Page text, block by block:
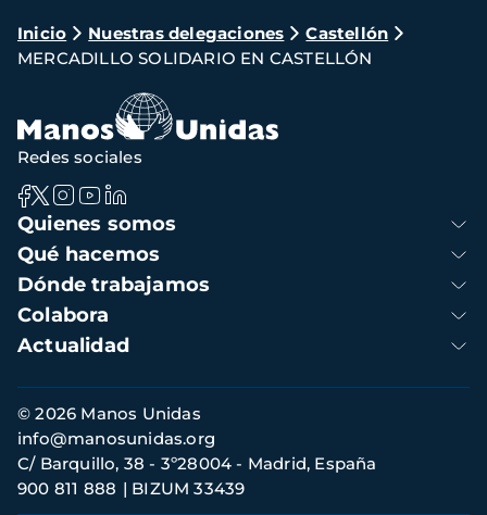
Ruta
de
navegación
Inicio Nuestras delegaciones
Castellón
MERCADILLO SOLIDARIO EN CASTELLÓN
Navegación
principal
Quienes somos
Qué hacemos
Dónde trabajamos
Colabora
Actualidad
Redes sociales
Información
de
contacto
© 2026 Manos Unidas
C/ Barquillo, 38 - 3º28004 - Madrid, España
900 811 888
BIZUM 33439
info@manosunidas.org